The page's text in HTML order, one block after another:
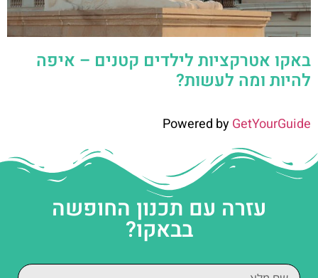
באקו אטרקציות לילדים קטנים – איפה
להיות ומה לעשות?
Powered byGetYourGuide
עזרה עם תכנון החופשה
בבאקו?